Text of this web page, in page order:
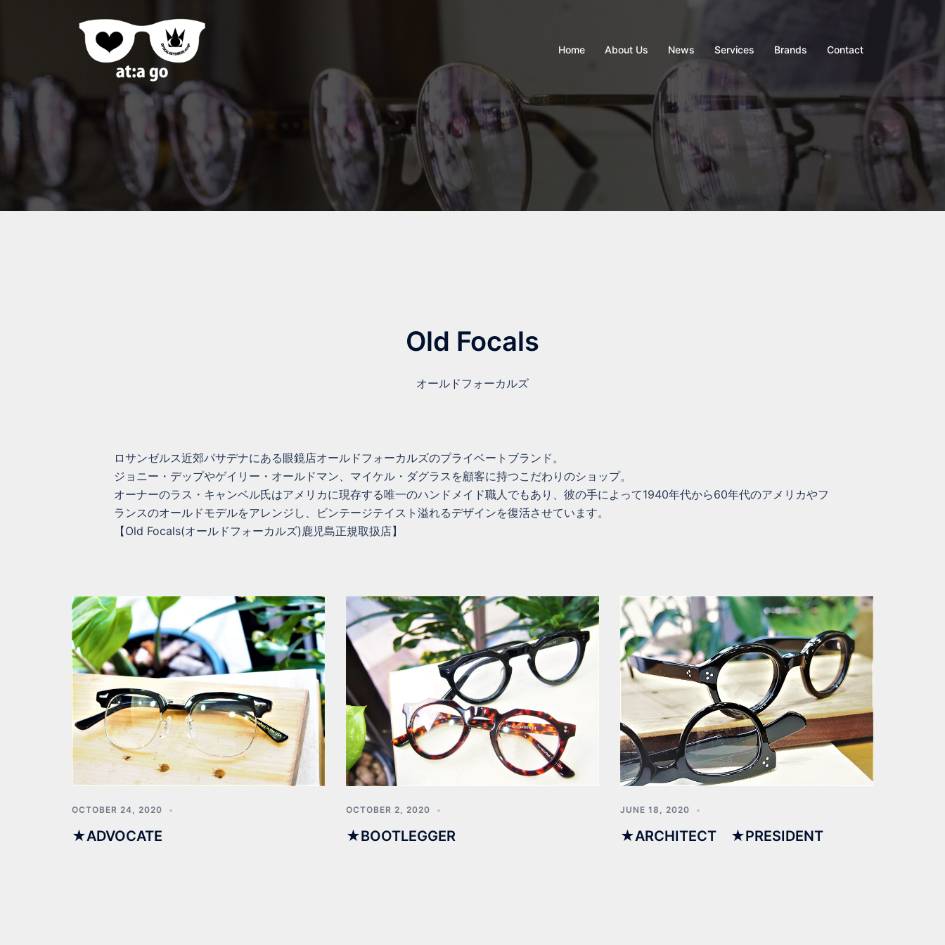
Home About Us News Services Brands Contact
Old Focals
オールドフォーカルズ
ロサンゼルス近郊パサデナにある眼鏡店オールドフォーカルズのプライベートブランド。
ジョニー・デップやゲイリー・オールドマン、マイケル・ダグラスを顧客に持つこだわりのショップ。
オーナーのラス・キャンベル氏はアメリカに現存する唯一のハンドメイド職人でもあり、彼の手によって1940年代から60年代のアメリカやフ
ランスのオールドモデルをアレンジし、ビンテージテイスト溢れるデザインを復活させています。
【Old Focals(オールドフォーカルズ)鹿児島正規取扱店】
OCTOBER 24, 2020
★ADVOCATE
OCTOBER 2, 2020
★BOOTLEGGER
JUNE 18, 2020
★ARCHITECT ★PRESIDENT